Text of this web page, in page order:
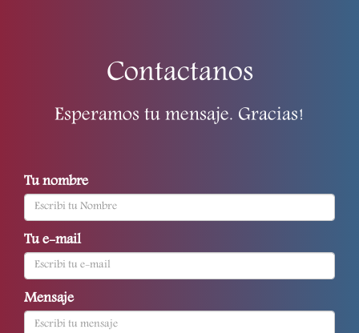
Contactanos
Esperamos tu mensaje. Gracias!
Tu nombre
Tu e-mail
Mensaje